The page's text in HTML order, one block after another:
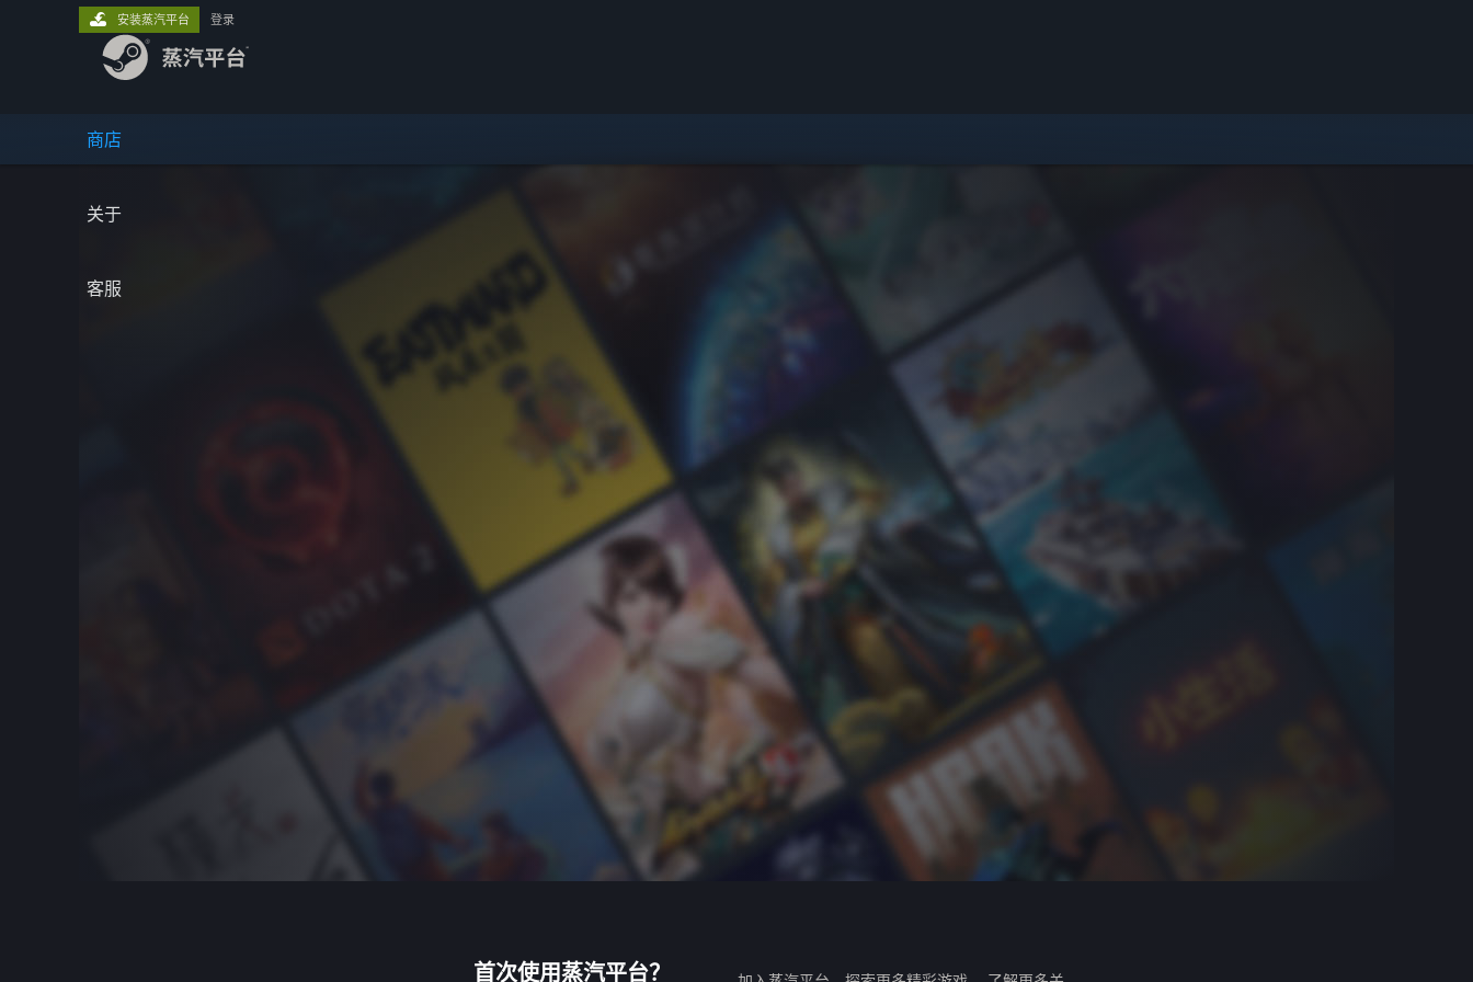
商店
关于
客服
安装蒸汽平台 登录
首次使用蒸汽平台？